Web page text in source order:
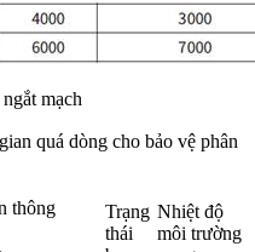
mạch
quá dòng cho bảo vệ phân
thông
Trạng
thái
Nhiệt độ
môi trường